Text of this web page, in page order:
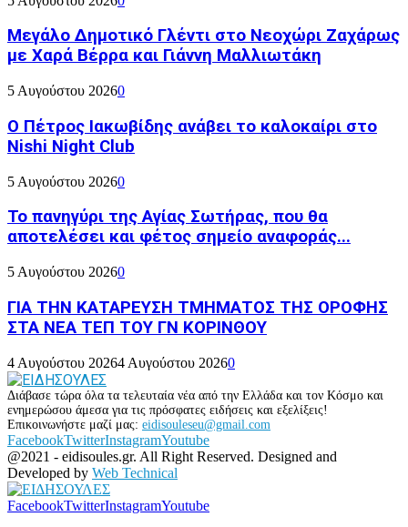
Μεγάλο Δημοτικό Γλέντι στο Νεοχώρι Ζαχάρως
με Χαρά Βέρρα και Γιάννη Μαλλιωτάκη
5 Αυγούστου 20260
Ο Πέτρος Ιακωβίδης ανάβει το καλοκαίρι στο
Nishi Night Club
5 Αυγούστου 20260
Το πανηγύρι της Αγίας Σωτήρας, που θα
αποτελέσει και φέτος σημείο αναφοράς...
5 Αυγούστου 20260
ΓΙΑ ΤΗΝ ΚΑΤΑΡΕΥΣΗ ΤΜΗΜΑΤΟΣ ΤΗΣ ΟΡΟΦΗΣ
ΣΤΑ ΝΕΑ ΤΕΠ ΤΟΥ ΓΝ ΚΟΡΙΝΘΟΥ
4 Αυγούστου 20264 Αυγούστου 20260
Διάβασε τώρα όλα τα τελευταία νέα από την Ελλάδα και τον Κόσμο και
ενημερώσου άμεσα για τις πρόσφατες ειδήσεις και εξελίξεις!
Επικοινωνήστε μαζί μας: eidisouleseu@gmail.com
FacebookTwitterInstagramYoutube
@2021 - eidisoules.gr. All Right Reserved. Designed and
Developed by Web Technical
FacebookTwitterInstagramYoutube